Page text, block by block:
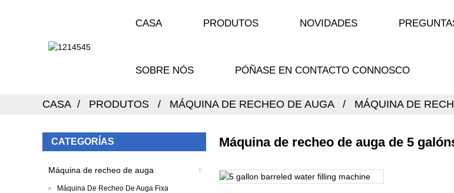
CASA PRODUTOS NOVIDADES
SOBRE NÓS PÓÑASE EN CONTACTO CONNOSCO
CASA PRODUTOS MÁQUINA DE RECHEO DE AUGA MÁQUINA DE
CATEGORÍAS
Máquina de recheo de auga
Máquina De Recheo De Auga Fixa
Máquina de recheo de auga de 5